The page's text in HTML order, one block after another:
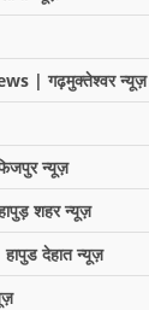
| गढ़मुक्तेश्वर न्यूज़
न्यूज़
शहर न्यूज़
देहात न्यूज़